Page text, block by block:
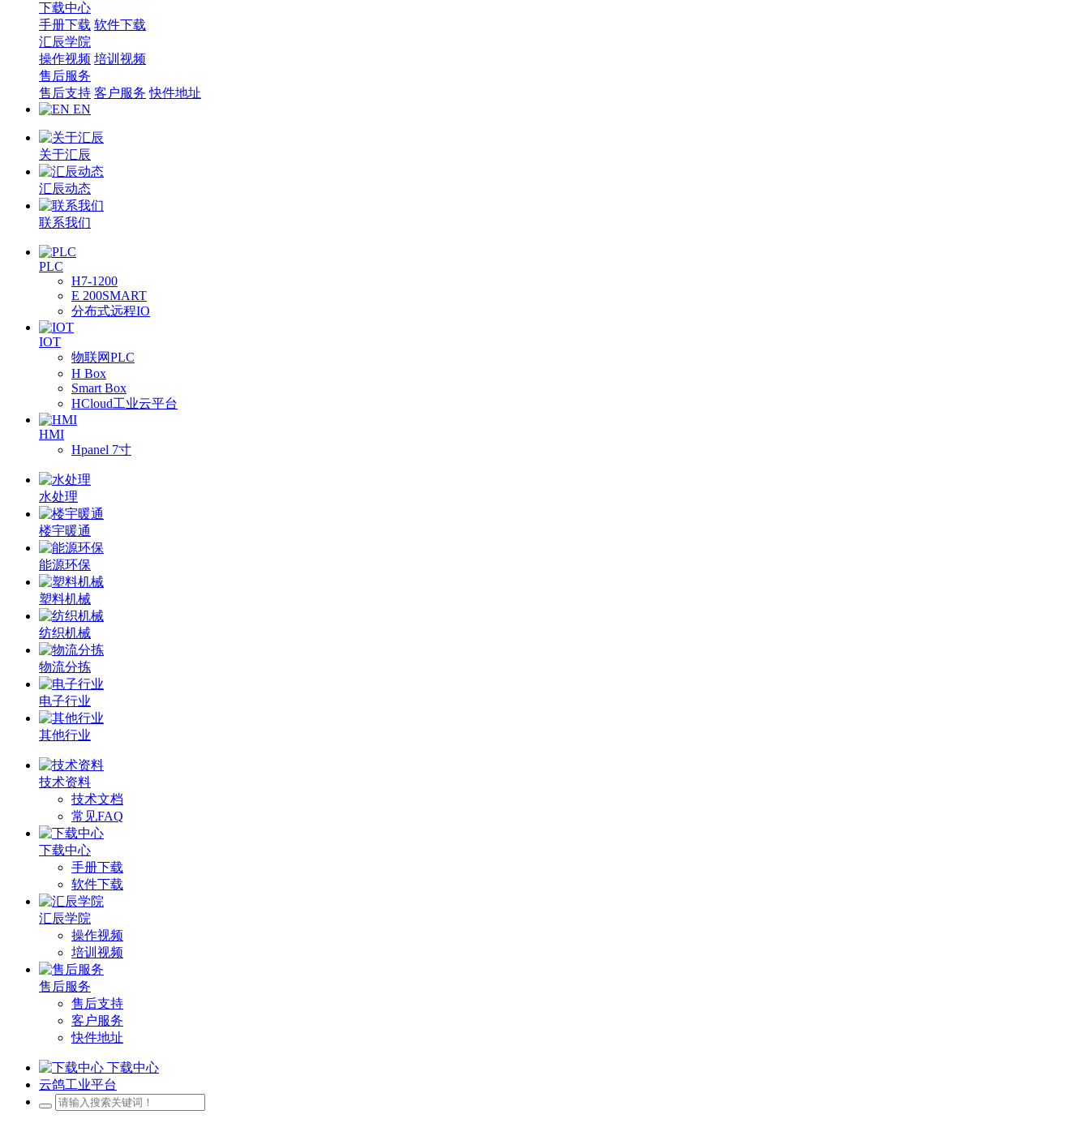
下载中心
手册下载 软件下载
汇辰学院
操作视频 培训视频
售后服务
售后支持 客户服务 快件地址
EN
关于汇辰
汇辰动态
联系我们
PLC
H7-1200
E 200SMART
分布式远程IO
IOT
物联网PLC
H Box
Smart Box
HCloud工业云平台
HMI
Hpanel 7寸
水处理
楼宇暖通
能源环保
塑料机械
纺织机械
物流分拣
电子行业
其他行业
技术资料
技术文档
常见FAQ
下载中心
手册下载
软件下载
汇辰学院
操作视频
培训视频
售后服务
售后支持
客户服务
快件地址
下载中心
云鸽工业平台